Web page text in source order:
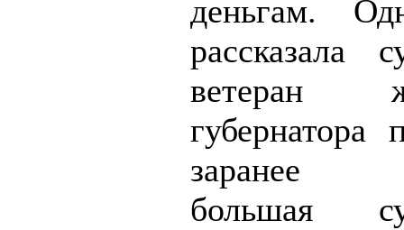
деньгам.
рассказала
ветеран
губернатора
заранее
большая